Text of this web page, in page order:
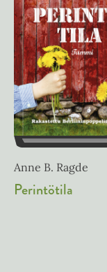
Anne B. Ragde
Perintötila